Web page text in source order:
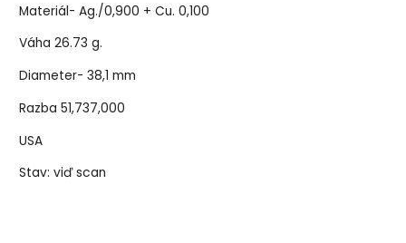
Materiál- Ag./0,900 + Cu. 0,100
Váha 26.73 g.
Diameter- 38,1 mm
Razba 51,737,000
USA
Stav: viď scan